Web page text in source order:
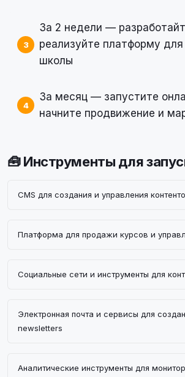
За 2 недели —
реализуйте платформу
школы
За месяц — запустите
начните продвижение и
🧰 Инструменты для
CMS для создания и управления
Платформа для продажи курсов и
Социальные сети и инструменты для
Электронная почта и сервисы для
newsletters
Аналитические инструменты для